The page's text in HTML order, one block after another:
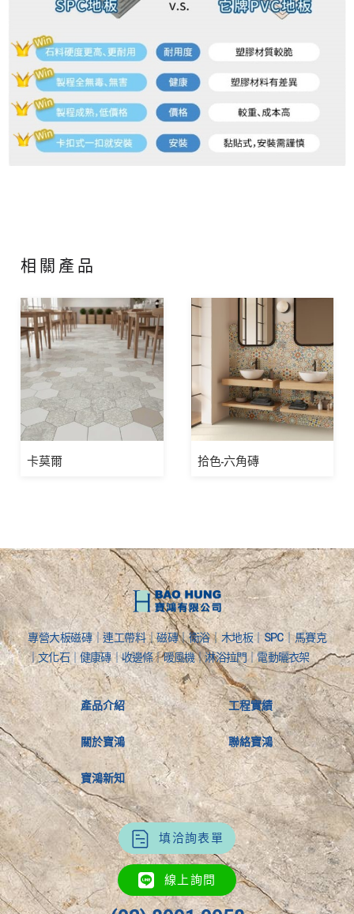
相關產品
卡莫爾 拾色-六角磚
專營大板磁磚｜連工帶料｜磁磚｜衛浴｜木地板｜SPC｜馬賽克
｜文化石｜健康磚｜收邊條｜暖風機｜淋浴拉門｜電動曬衣架
產品介紹
關於寶鴻
寶鴻新知
工程實績
聯絡寶鴻
填洽詢表單
線上詢問